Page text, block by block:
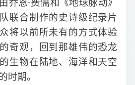
联合制作的史诗级纪录片
将以前所未有的方式体验
奇观，回到那雄伟的恐龙
生物在陆地、海洋和天空
时期。